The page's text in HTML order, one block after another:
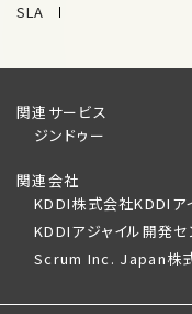
SLA
関連サービス
ジンドゥー
関連会社
KDDI株式会社KDDIア
KDDIアジャイル開発
Scrum Inc. Japan株